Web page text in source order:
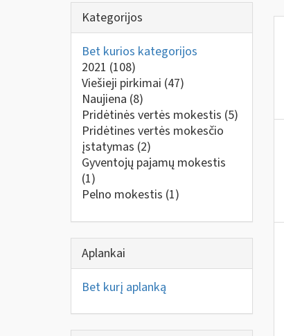
Kategorijos
Bet kurios kategorijos
2021 (108)
Viešieji pirkimai (47)
Naujiena (8)
Pridėtinės vertės mokestis (5)
Pridėtines vertės mokesčio
įstatymas (2)
Gyventojų pajamų mokestis
(1)
Pelno mokestis (1)
Aplankai
Bet kurį aplanką